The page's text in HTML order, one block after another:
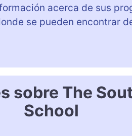
acerca de sus
se pueden encontrar
sobre The
School